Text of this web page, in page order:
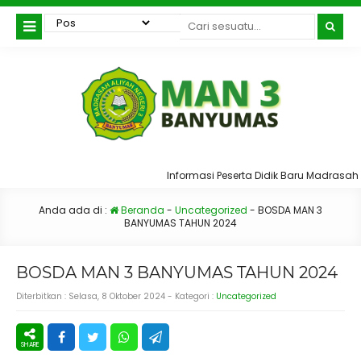
Informasi Peserta Didik Baru Madrasah
Anda ada di : Beranda - Uncategorized - BOSDA MAN 3
BANYUMAS TAHUN 2024
BOSDA MAN 3 BANYUMAS TAHUN 2024
Diterbitkan : Selasa, 8 Oktober 2024 - Kategori : Uncategorized